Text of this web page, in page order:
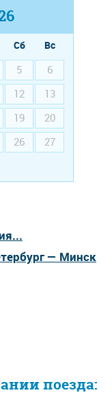
поезда:
Сб
Вс
5
6
12
13
19
20
26
27
— Минск